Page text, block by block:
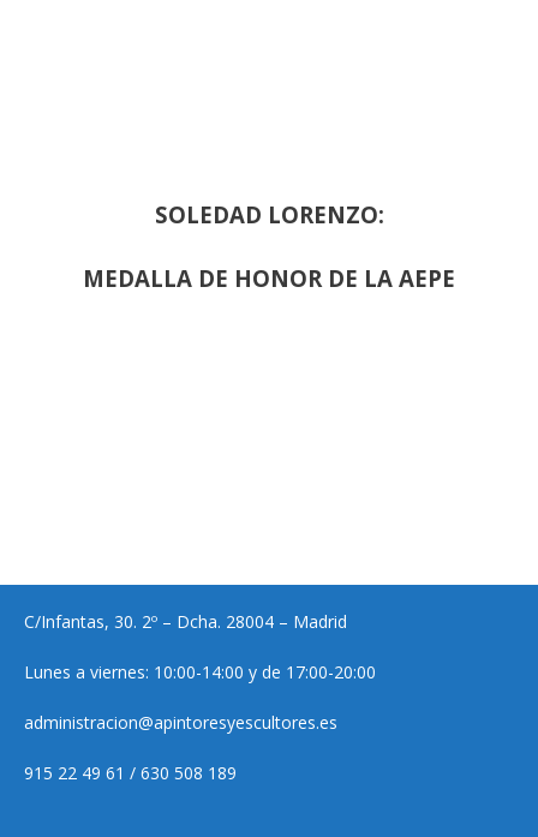
SOLEDAD LORENZO:
MEDALLA DE HONOR DE LA AEPE
C/Infantas, 30. 2º – Dcha. 28004 – Madrid
Lunes a viernes: 10:00-14:00 y de 17:00-20:00
administracion@apintoresyescultores.es
915 22 49 61 / 630 508 189